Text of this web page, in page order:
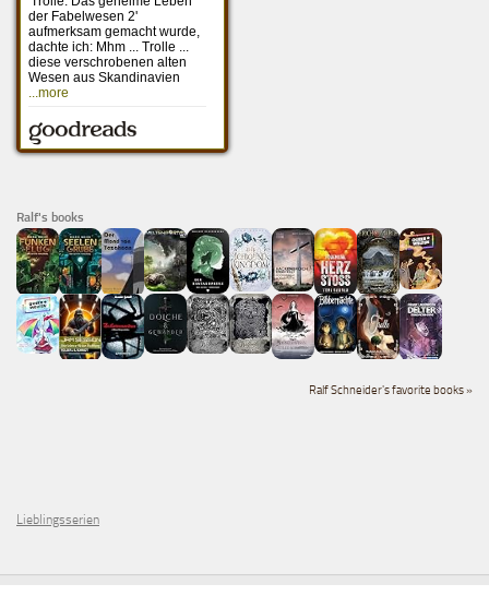
Ralf's books
Ralf Schneider's favorite books »
Lieblingsserien